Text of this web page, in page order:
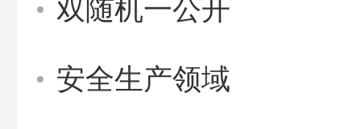
双随机一公开
安全生产领域